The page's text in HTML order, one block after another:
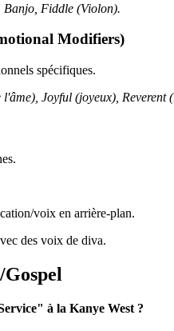
Banjo, Fiddle (Violon).
Modifiers)
spécifiques.
Joyful (joyeux),
voix en arrière-plan.
des voix de diva.
à la Kanye West ?